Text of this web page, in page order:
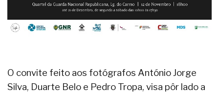
O convite feito aos fotógrafos António Jorge
Silva, Duarte Belo e Pedro Tropa, visa pôr lado a